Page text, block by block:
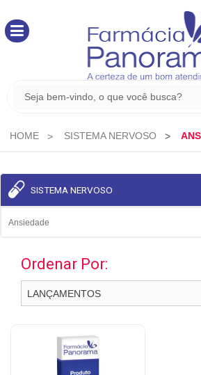
HOME SISTEMA NERVOSO
SISTEMA NERVOSO
Ansiedade
Ordenar Por: